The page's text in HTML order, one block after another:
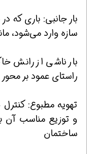
بار جانبی: باری که
سازه وارد می‌شود،
بار ناشی از رانش
راستای عمود بر
تهویه مطبوع:
و توزیع مناسب آن
ساختمان